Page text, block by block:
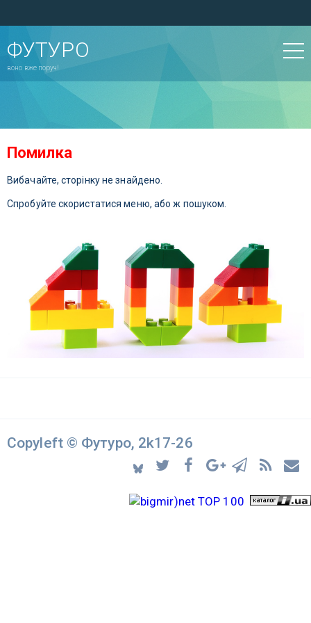
ФУТУРО
воно вже поруч!
Помилка
Вибачайте, сторінку не знайдено.
Спробуйте скористатися меню, або ж пошуком.
Copyleft © Футуро, 2k17-26